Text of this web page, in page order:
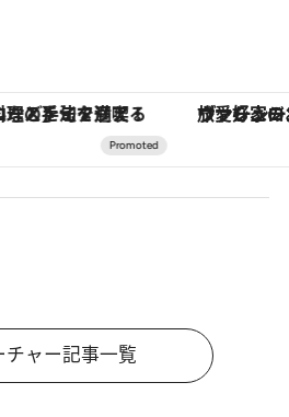
」。旅愛好家のお気に入りコレクションから、ジェンダーレスな新作が登場
チャー記事一覧